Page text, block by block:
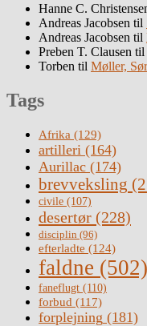
Hanne C.
Andreas Jacobsen til
Andreas Jacobsen til
Preben T. Clausen til
Torben til Møller,
Tags
Afrika (129)
artilleri (164)
Aurillac (174)
brevveksling
civile (107)
desertør (228)
disciplin (96)
efterladte (124)
faldne (502)
faneflugt (110)
forbud (117)
forplejning (181)